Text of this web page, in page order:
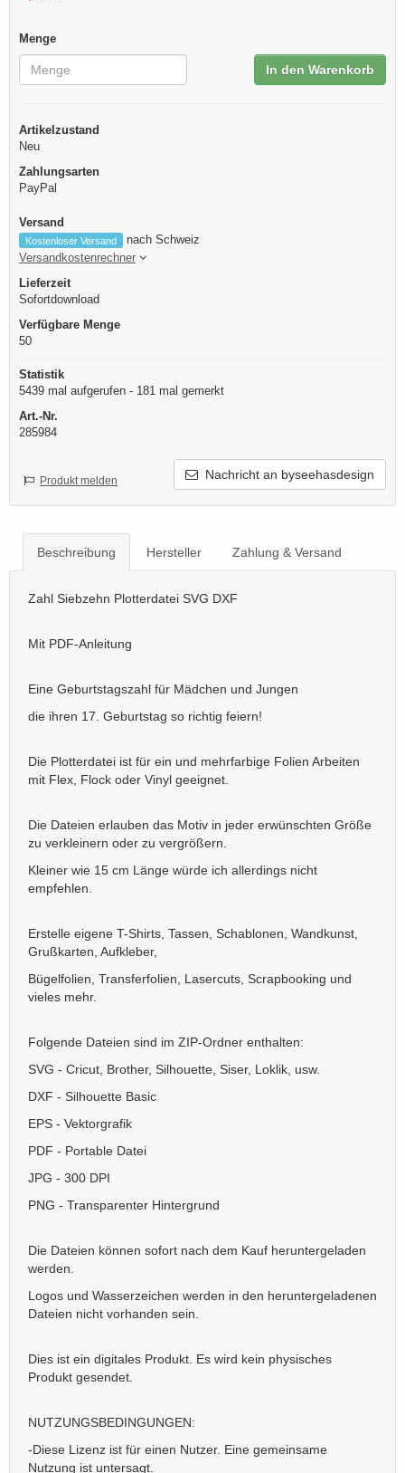
Menge
In den Warenkorb
Artikelzustand
Neu
Zahlungsarten
PayPal
Versand
Kostenloser Versand
nach Schweiz
Versandkostenrechner
Lieferzeit
Sofortdownload
Verfügbare Menge
50
Statistik
5439 mal aufgerufen - 181 mal gemerkt
Art.-Nr.
285984
Nachricht an byseehasdesign
Produkt melden
Beschreibung Hersteller Zahlung & Versand
Zahl Siebzehn Plotterdatei SVG DXF
Mit PDF-Anleitung
Eine Geburtstagszahl für Mädchen und Jungen
die ihren 17. Geburtstag so richtig feiern!
Die Plotterdatei ist für ein und mehrfarbige Folien Arbeiten
mit Flex, Flock oder Vinyl geeignet.
Die Dateien erlauben das Motiv in jeder erwünschten Größe
zu verkleinern oder zu vergrößern.
Kleiner wie 15 cm Länge würde ich allerdings nicht
empfehlen.
Erstelle eigene T-Shirts, Tassen, Schablonen, Wandkunst,
Grußkarten, Aufkleber,
Bügelfolien, Transferfolien, Lasercuts, Scrapbooking und
vieles mehr.
Folgende Dateien sind im ZIP-Ordner enthalten:
SVG - Cricut, Brother, Silhouette, Siser, Loklik, usw.
DXF - Silhouette Basic
EPS - Vektorgrafik
PDF - Portable Datei
JPG - 300 DPI
PNG - Transparenter Hintergrund
Die Dateien können sofort nach dem Kauf heruntergeladen
werden.
Logos und Wasserzeichen werden in den heruntergeladenen
Dateien nicht vorhanden sein.
Dies ist ein digitales Produkt. Es wird kein physisches
Produkt gesendet.
NUTZUNGSBEDINGUNGEN:
-Diese Lizenz ist für einen Nutzer. Eine gemeinsame
Nutzung ist untersagt.